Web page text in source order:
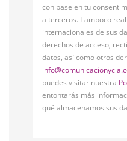
con base en tu
a terceros. Tampoco
internacionales de sus
derechos de acceso,
datos, así como otros
puedes visitar nuestra
entontarás más
qué almacenamos sus